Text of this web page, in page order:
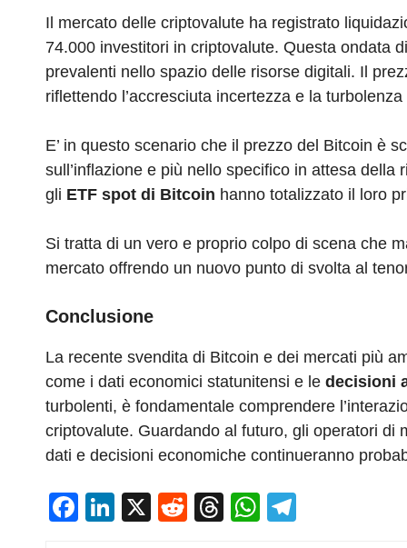
Il mercato delle criptovalute ha registrato
74.000 investitori in criptovalute. Questa ondata
prevalenti nello spazio delle risorse digitali. Il
riflettendo l’accresciuta incertezza e la
E’ in questo scenario che il prezzo del Bitcoin è
sull’inflazione e più nello specifico in attesa
gli ETF spot di Bitcoin hanno totalizzato il loro
Si tratta di un vero e proprio colpo di scena che
mercato offrendo un nuovo punto di svolta al
Conclusione
La recente svendita di Bitcoin e dei mercati più
come i dati economici statunitensi e le decisioni
turbolenti, è fondamentale comprendere
criptovalute. Guardando al futuro, gli operatori di
dati e decisioni economiche continueranno
F
Li
X
R
T
W